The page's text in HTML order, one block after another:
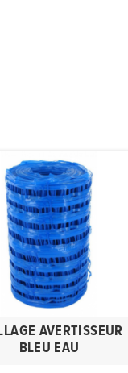
AVERTISSEUR
BLEU EAU